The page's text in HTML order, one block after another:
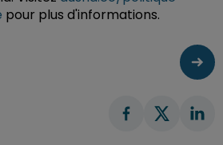
pour plus d'informations.